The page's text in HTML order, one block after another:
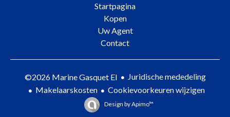
Startpagina
Kopen
Uw Agent
Contact
©2026 Marine Gasquet EI
Juridische mededeling
Makelaarskosten
Cookievoorkeuren wijzigen
Design byApimo™